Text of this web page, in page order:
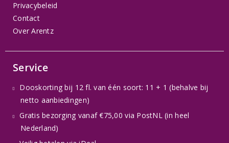
Privacybeleid
Contact
Over Arentz
Service
Dooskorting bij 12 fl. van één soort: 11 + 1 (behalve bij
netto aanbiedingen)
Gratis bezorging vanaf €75,00 via PostNL (in heel
Nederland)